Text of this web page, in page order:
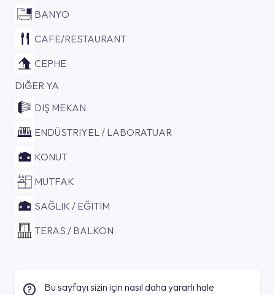
BANYO
CAFE/RESTAURANT
CEPHE
DIĞER YA
DIŞ MEKAN
ENDÜSTRIYEL / LABORATUAR
KONUT
MUTFAK
SAĞLIK / EĞITIM
TERAS / BALKON
Bu sayfayı sizin için nasıl daha yararlı hale